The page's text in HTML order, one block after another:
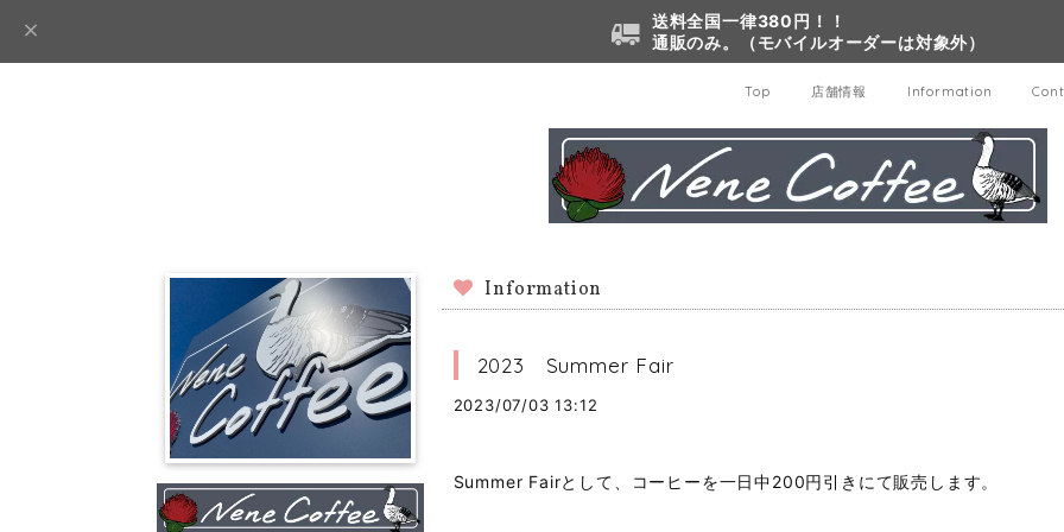
送料全国一律380円！！
通販のみ。（モバイルオーダーは対象外）
Top 店舗情報 Information
Information
2023 Summer Fair
2023/07/03 13:12
Summer Fairとして、コーヒーを一日中200円引きにて販売します。